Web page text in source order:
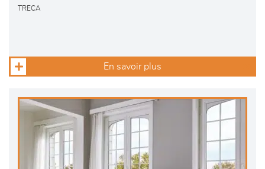
TRECA
En savoir plus